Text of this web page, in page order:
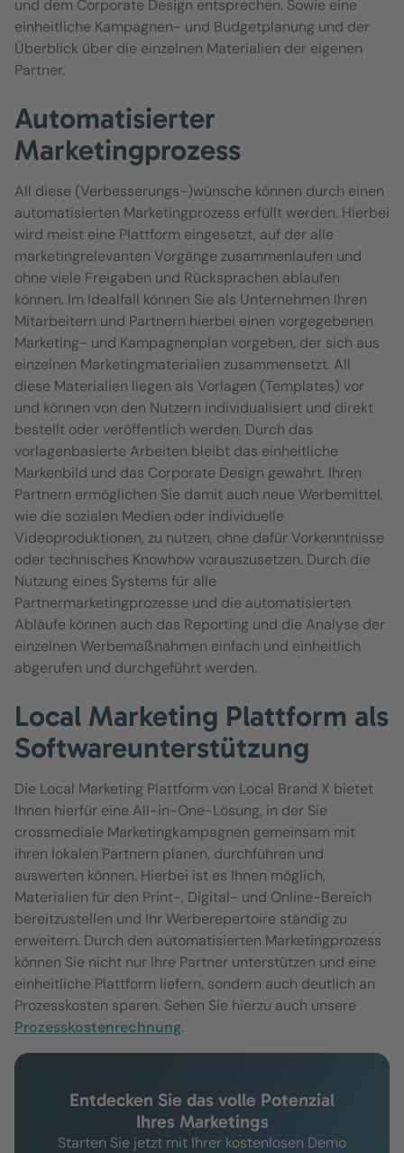
und dem Corporate Design entsprechen. Sowie eine
einheitliche Kampagnen- und Budgetplanung und der
Überblick über die einzelnen Materialien der eigenen
Partner.
Automatisierter
Marketingprozess
All diese (Verbesserungs-)wünsche können durch einen
automatisierten Marketingprozess erfüllt werden. Hierbei
wird meist eine Plattform eingesetzt, auf der alle
marketingrelevanten Vorgänge zusammenlaufen und
ohne viele Freigaben und Rücksprachen ablaufen
können. Im Idealfall können Sie als Unternehmen Ihren
Mitarbeitern und Partnern hierbei einen vorgegebenen
Marketing- und Kampagnenplan vorgeben, der sich aus
einzelnen Marketingmaterialien zusammensetzt. All
diese Materialien liegen als Vorlagen (Templates) vor
und können von den Nutzern individualisiert und direkt
bestellt oder veröffentlich werden. Durch das
vorlagenbasierte Arbeiten bleibt das einheitliche
Markenbild und das Corporate Design gewahrt. Ihren
Partnern ermöglichen Sie damit auch neue Werbemittel,
wie die sozialen Medien oder individuelle
Videoproduktionen, zu nutzen, ohne dafür Vorkenntnisse
oder technisches Knowhow vorauszusetzen. Durch die
Nutzung eines Systems für alle
Partnermarketingprozesse und die automatisierten
Abläufe können auch das Reporting und die Analyse der
einzelnen Werbemaßnahmen einfach und einheitlich
abgerufen und durchgeführt werden.
Local Marketing Plattform als
Softwareunterstützung
Die Local Marketing Plattform von Local Brand X bietet
Ihnen hierfür eine All-in-One-Lösung, in der Sie
crossmediale Marketingkampagnen gemeinsam mit
ihren lokalen Partnern planen, durchführen und
auswerten können. Hierbei ist es Ihnen möglich,
Materialien für den Print-, Digital- und Online-Bereich
bereitzustellen und Ihr Werberepertoire ständig zu
erweitern. Durch den automatisierten Marketingprozess
können Sie nicht nur Ihre Partner unterstützen und eine
einheitliche Plattform liefern, sondern auch deutlich an
Prozesskosten sparen. Sehen Sie hierzu auch unsere
Prozesskostenrechnung.
Entdecken Sie das volle Potenzial
Ihres Marketings
Starten Sie jetzt mit Ihrer kostenlosen Demo